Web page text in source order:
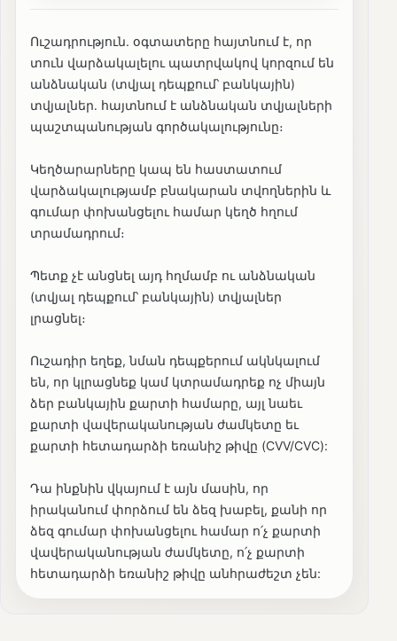
Ուշադրություն. օգտատերը հայտնում է, որ
տուն վարձակալելու պատրվակով կորզում են
անձնական (տվյալ դեպքում՝ բանկային)
տվյալներ․ հայտնում է անձնական տվյալների
պաշտպանության գործակալությունը։
Կեղծարարները կապ են հաստատում
վարձակալությամբ բնակարան տվողներին և
գումար փոխանցելու համար կեղծ հղում
տրամադրում։
Պետք չէ անցնել այդ հղմամբ ու անձնական
(տվյալ դեպքում՝ բանկային) տվյալներ
լրացնել։
Ուշադիր եղեք, նման դեպքերում ակնկալում
են, որ կլրացնեք կամ կտրամադրեք ոչ միայն
ձեր բանկային քարտի համարը, այլ նաեւ
քարտի վավերականության ժամկետը եւ
քարտի հետադարձի եռանիշ թիվը (CVV/CVC):
Դա ինքնին վկայում է այն մասին, որ
իրականում փորձում են ձեզ խաբել, քանի որ
ձեզ գումար փոխանցելու համար ո՛չ քարտի
վավերականության ժամկետը, ո՛չ քարտի
հետադարձի եռանիշ թիվը անհրաժեշտ չեն: